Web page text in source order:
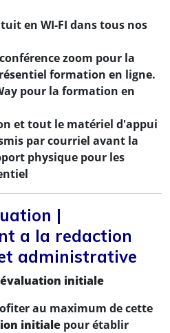
en WI-FI dans tous nos
zoom pour la
formation en ligne.
pour la formation en
et tout le matériel d'appui
par courriel avant la
physique pour les
|
a la redaction
administrative
initiale
au maximum de cette
initiale pour établir